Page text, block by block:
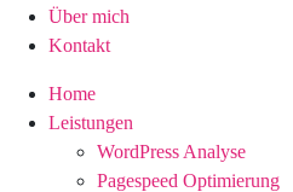
Über mich
Kontakt
Home
Leistungen
WordPress Analyse
Pagespeed Optimierung